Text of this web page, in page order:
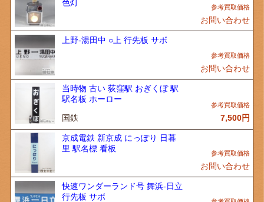
色灯
お問い合わせ
上野-湯田中 ○上 行先板 サボ
お問い合わせ
当時物 古い 荻窪駅 おぎくぼ 駅
駅名板 ホーロー
国鉄 7,500円
京成電鉄 新京成 にっぽり 日暮
里 駅名標 看板
お問い合わせ
快速ワンダーランド号 舞浜-日立
行先板 サボ